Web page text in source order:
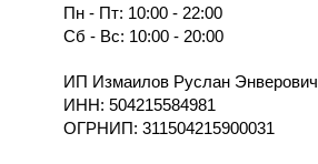
Пн - Пт: 10:00 - 22:00
Сб - Вс: 10:00 - 20:00
ИП Измаилов Руслан Энверович
ИНН: 504215584981
ОГРНИП: 311504215900031